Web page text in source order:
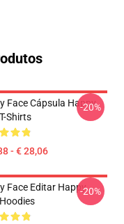
Face Cápsula Happy
Shirts
- € 28,06
-20%
Face Editar Happy-20%